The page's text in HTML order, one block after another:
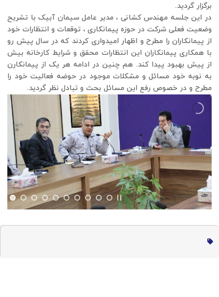
برگزار گردید.
در این جلسه مهندس کشانی ، مدیر عامل سیمان آبیک با تشریح
وضعیت فعلی شرکت در حوزه پیمانکاری ، توقعات و انتظارات خود
از پیمانکاران را مطرح و اظهار امیدواری کردند که در سال پیش رو
با همکاری پیمانکاران این انتظارات محقق و شرایط کارخانه بیش
از پیش بهبود پیدا کند. هم چنین در ادامه هر یک از پیمانکارن
به نوبه خود مسائل و مشکلات موجود در حوضه فعالیت خود را
مطرح و در خصوص رفع این مسائل بحث و تبادل نظر گردید.